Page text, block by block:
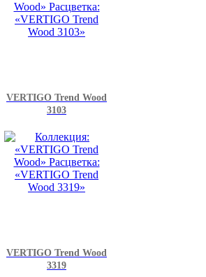
VERTIGO Trend Wood
3103
VERTIGO Trend Wood
3319